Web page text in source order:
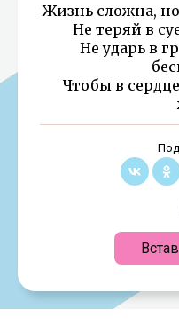
Жизнь сложна,
Не теряй в
Не ударь в
Чтобы в